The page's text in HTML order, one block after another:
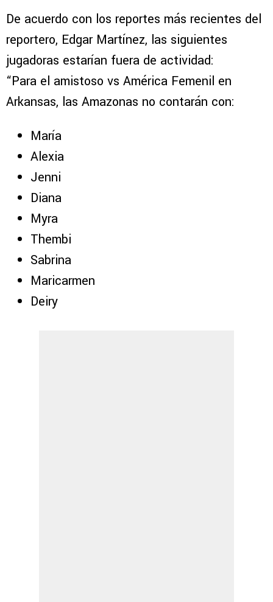
De acuerdo con los reportes más recientes del
reportero, Edgar Martínez, las siguientes
jugadoras estarían fuera de actividad:
“Para el amistoso vs América Femenil en
Arkansas, las Amazonas no contarán con:
María
⁠Alexia
⁠Jenni
⁠Diana
⁠Myra
⁠Thembi
⁠Sabrina
⁠Maricarmen
⁠Deiry